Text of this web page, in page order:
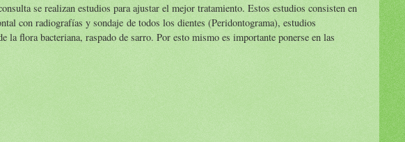
se realizan estudios para ajustar el mejor tratamiento. Estos estudios consisten en
con radiografías y sondaje de todos los dientes (Peridontograma), estudios
la flora bacteriana, raspado de sarro. Por esto mismo es importante ponerse en las